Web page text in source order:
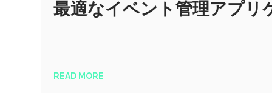
最適なイベント管理アプリ
READ MORE